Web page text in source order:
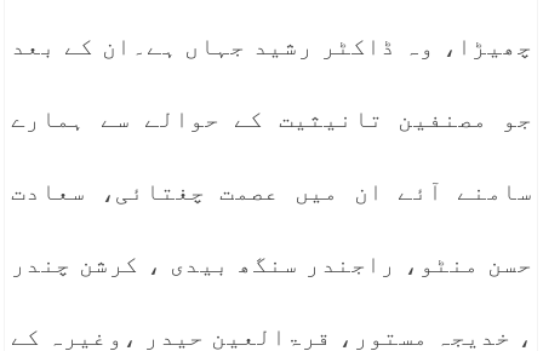
چھیڑا، وہ ڈاکٹر رشید جہاں ہے۔ان کے بعد
جو مصنفین تانیثیت کے حوالے سے ہمارے
سامنے آئے ان میں عصمت چغتائی، سعادت
حسن منٹو، راجندر سنگھ بیدی ، کرشن چندر
، خدیجہ مستور، قرۃالعین حیدر ،وغیرہ کے